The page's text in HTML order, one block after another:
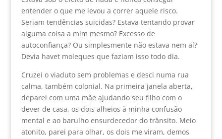
entender o que me levou a correr aquele risco.
Seriam tendências suicidas? Estava tentando provar
alguma coisa a mim mesmo? Excesso de
autoconfiança? Ou simplesmente não estava nem aí?
Devia havet moleques que faziam isso todo dia.
Cruzei o viaduto sem problemas e desci numa rua
calma, também colonial. Na primeira janela aberta,
deparei com uma mãe ajudando seu filho com o
dever de casa, os dois alheios à minha confusão
mental e ao barulho ensurdecedor do trânsito. Meio
atonito, parei para olhar, os dois me viram, demos